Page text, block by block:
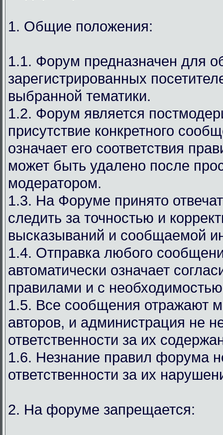
1. Общие положения:
1.1. Форум предназначен для
зарегистрированных
выбранной тематики.
1.2. Форум является
присутствие конкретного
означает его соответствия
может быть удалено после
модератором.
1.3. На Форуме принято
следить за точностью и
высказываний и сообщаемой
1.4. Отправка любого
автоматически означает
правилами и с
1.5. Все сообщения отражают
авторов, и администрация не
ответственности за их
1.6. Незнание правил форума
ответственности за их
2. На форуме запрещается: